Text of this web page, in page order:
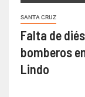
SANTA CRUZ
Falta de
bomberos
Lindo